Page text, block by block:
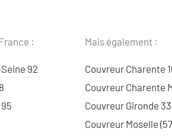
:
92
Mais également :
Couvreur Charente
Couvreur Charente
Couvreur Gironde 33
Couvreur Moselle